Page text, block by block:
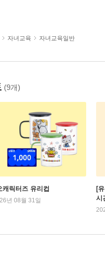
자녀교육 자녀교육일반
(9개)
릭터즈 유리컵
년 08월 31일
[
시